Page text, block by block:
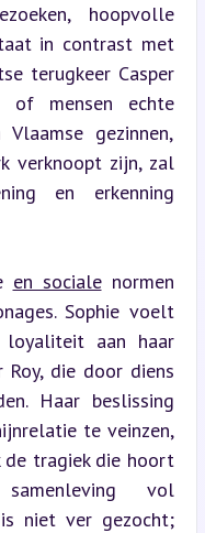
hoopvolle
in contrast met
terugkeer Casper
of mensen echte
gezinnen,
verknoopt zijn, zal
en erkenning
en sociale normen
Sophie voelt
loyaliteit aan haar
die door diens
Haar beslissing
te veinzen,
tragiek die hoort
vol
niet ver gezocht;